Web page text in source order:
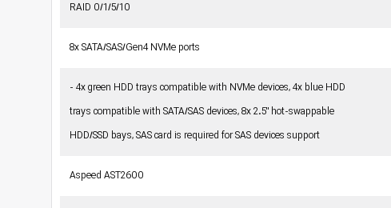
RAID 0/1/5/10
8x SATA/SAS/Gen4 NVMe ports
- 4x green HDD trays compatible with NVMe devices, 4x blue HDD
trays compatible with SATA/SAS devices, 8x 2.5" hot-swappable
HDD/SSD bays, SAS card is required for SAS devices support
Aspeed AST2600